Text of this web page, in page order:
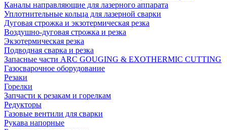
Каналы направляющие для лазерного аппарата
Уплотнительные кольца для лазерной сварки
Дуговая строжка и экзотермическая резка
Воздушно-дуговая строжка и резка
Экзотермическая резка
Подводная сварка и резка
Запасные части ARC GOUGING & EXOTHERMIC CUTTING
Газосварочное оборудование
Резаки
Горелки
Запчасти к резакам и горелкам
Редукторы
Газовые вентили для сварки
Рукава напорные